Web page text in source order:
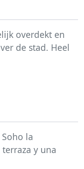
overdekt en
de stad. Heel
la
y una